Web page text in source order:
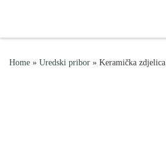
Home » Uredski pribor » Keramička zdjelica